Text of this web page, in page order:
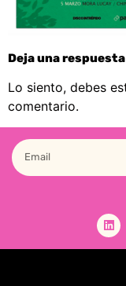
Deja una respuesta
Lo siento, debes
comentario.